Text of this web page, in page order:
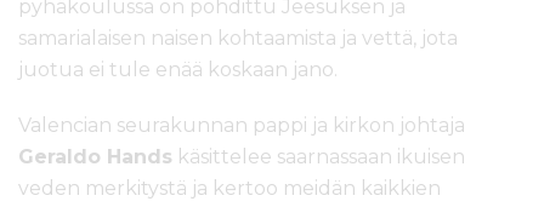
pyhäkoulussa on pohdittu Jeesuksen ja
samarialaisen naisen kohtaamista ja vettä, jota
juotua ei tule enää koskaan jano.
Valencian seurakunnan pappi ja kirkon johtaja
Geraldo Hands käsittelee saarnassaan ikuisen
veden merkitystä ja kertoo meidän kaikkien